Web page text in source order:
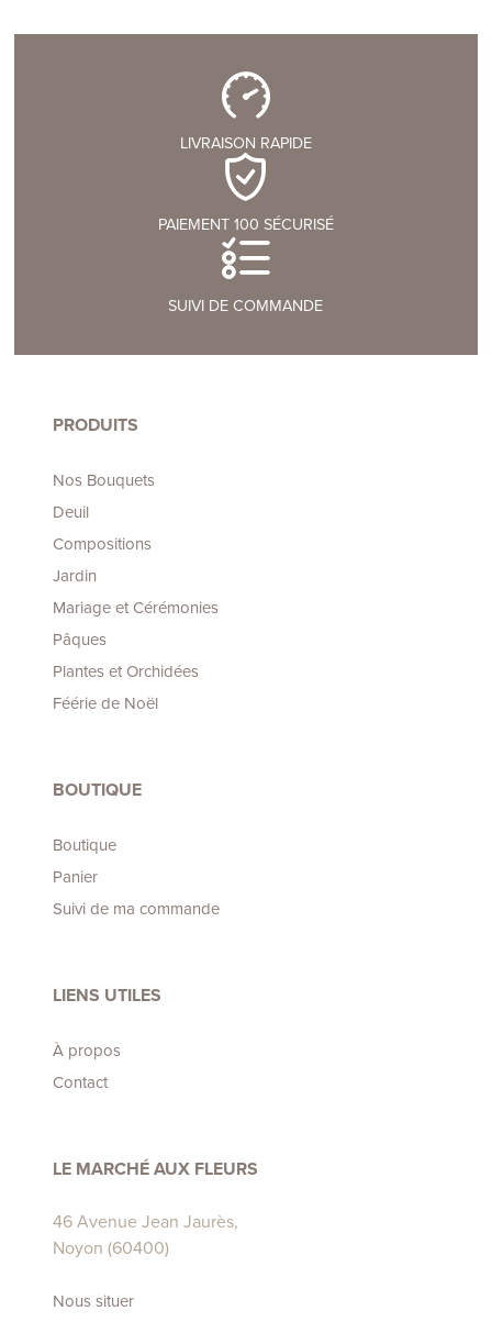
LIVRAISON RAPIDE
PAIEMENT 100 SÉCURISÉ
SUIVI DE COMMANDE
PRODUITS
Nos Bouquets
Deuil
Compositions
Jardin
Mariage et Cérémonies
Pâques
Plantes et Orchidées
Féérie de Noël
BOUTIQUE
Boutique
Panier
Suivi de ma commande
LIENS UTILES
À propos
Contact
LE MARCHÉ AUX FLEURS
46 Avenue Jean Jaurès,
Noyon (60400)
Nous situer